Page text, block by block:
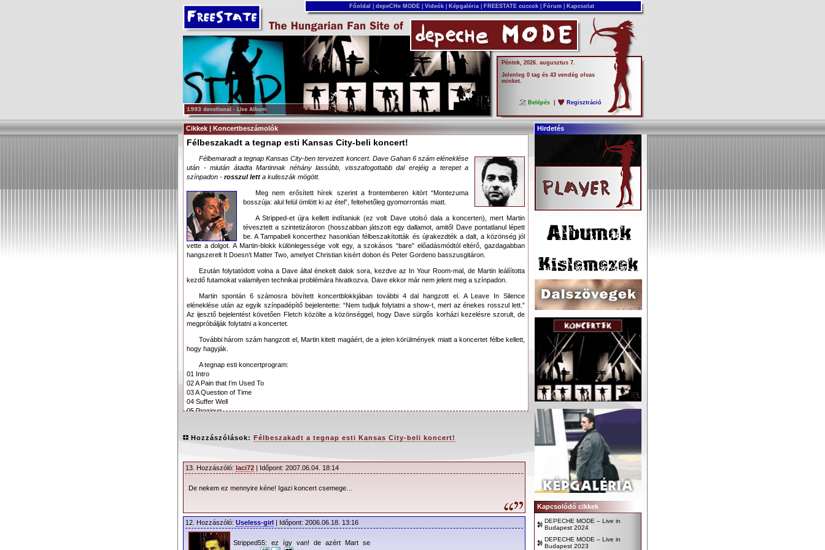
Főoldal depeCHe MODE Videók Képgaléria FREESTATE cuccok Fórum Kapcsolat
Péntek, 2026. augusztus 7.
Jelenleg 0 tag és 43 vendég olvas
minket.
Belépés Regisztráció
Cikkek | Koncertbeszámolók Hirdetés
Félbeszakadt a tegnap esti Kansas City-beli koncert!
Félbemaradt a tegnap Kansas City-ben tervezett koncert. Dave Gahan 6 szám eléneklése
után - miután átadta Martinnak néhány lassúbb, visszafogottabb dal erejéig a terepet a
színpadon - rosszul lett a kulisszák mögött.
Meg nem erősített hírek szerint a frontemberen kitört “Montezuma
bosszúja: alul felül ömlött ki az étel”, feltehetőleg gyomorrontás miatt.
A Stripped-et újra kellett indítaniuk (ez volt Dave utolsó dala a koncerten), mert Martin
tévesztett a szintetizátoron (hosszabban játszott egy dallamot, amitől Dave pontatlanul lépett
be. A Tampabeli koncerthez hasonlóan félbeszakították és újrakezdték a dalt, a közönség jól
vette a dolgot. A Martin-blokk különlegessége volt egy, a szokásos “bare” előadásmódtól eltérő, gazdagabban
hangszerelt It Doesn’t Matter Two, amelyet Christian kisért dobon és Peter Gordeno basszusgitáron.
Ezután folytatódott volna a Dave által énekelt dalok sora, kezdve az In Your Room-mal, de Martin leálíította
kezdő futamokat valamilyen technikai problémára hivatkozva. Dave ekkor már nem jelent meg a színpadon.
Martin spontán 6 számosra bövített koncertblokkjában további 4 dal hangzott el. A Leave In Silence
eléneklése után az egyik színpadépítő bejelentette: “Nem tudjuk folytatni a show-t, mert az énekes rosszul lett.”
Az ijesztő bejelentést követően Fletch közölte a közönséggel, hogy Dave sürgős korházi kezelésre szorult, de
megpróbálják folytatni a koncertet.
További három szám hangzott el, Martin kitett magáért, de a jelen körülmények miatt a koncertet félbe kellett,
hogy hagyják.
A tegnap esti koncertprogram:
01 Intro
02 A Pain that I’m Used To
03 A Question of Time
04 Suffer Well
05 Precious
08 Home
11 A Question of Lust*
12 Somebody*
13 Damaged People*
::: English ::::
Hozzászólások: Félbeszakadt a tegnap esti Kansas City-beli koncert!
13. Hozzászóló: laci72 | Időpont: 2007.06.04. 18:14
De nekem ez mennyire kéne! Igazi koncert csemege…
12. Hozzászóló: Useless-girl | Időpont: 2006.06.18. 13:16
Stripped55: ez így van! de azért Mart se
Kapcsolódó cikkek
DEPECHE MODE – Live in
Budapest 2024
DEPECHE MODE – Live in
Budapest 2023